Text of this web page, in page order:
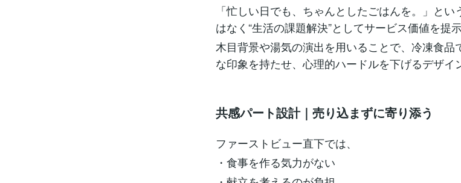
「忙しい日でも、ちゃんとしたごはんを。」と
はなく“生活の課題解決”としてサービス価値を提
木目背景や湯気の演出を用いることで、冷凍食品
な印象を持たせ、心理的ハードルを下げるデザイ
共感パート設計｜売り込まずに寄り添う
ファーストビュー直下では、
・食事を作る気力がない